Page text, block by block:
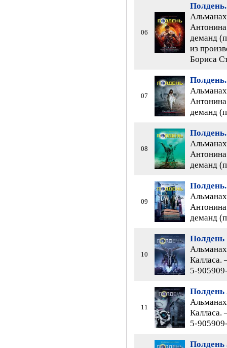
06
деманд
из
Бориса
07
деманд
08
деманд
09
деманд
10
Полдень
Калласа.
5-
11
Полдень
Калласа.
5-
Полдень